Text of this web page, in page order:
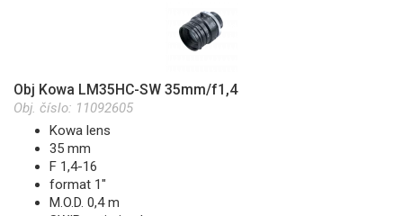
Obj Kowa LM35HC-SW 35mm/f1,4
Obj. číslo: 11092605
Kowa lens
35 mm
F 1,4-16
format 1"
M.O.D. 0,4 m